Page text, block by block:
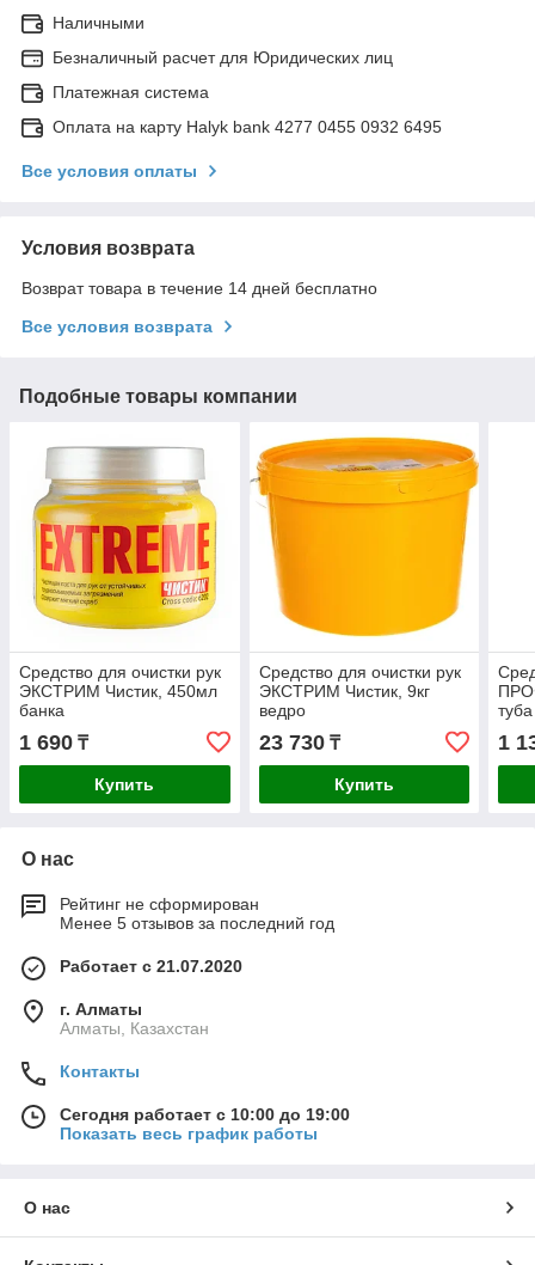
Наличными
Безналичный расчет для Юридических лиц
Платежная система
Оплата на карту Halyk bank 4277 0455 0932 6495
Все условия оплаты
Условия возврата
Возврат товара в течение 14 дней бесплатно
Все условия возврата
Подобные товары компании
Средство для очистки рук
ЭКСТРИМ Чистик, 450мл
банка
1 690 ₸
Купить
Средство для очистки рук
ЭКСТРИМ Чистик, 9кг
ведро
23 730₸
Купить
туба
1
О нас
Рейтинг не сформирован
Менее 5 отзывов за последний год
Работает с 21.07.2020
г. Алматы
Алматы, Казахстан
Контакты
Сегодня работает с 10:00 до 19:00
Показать весь график работы
О нас